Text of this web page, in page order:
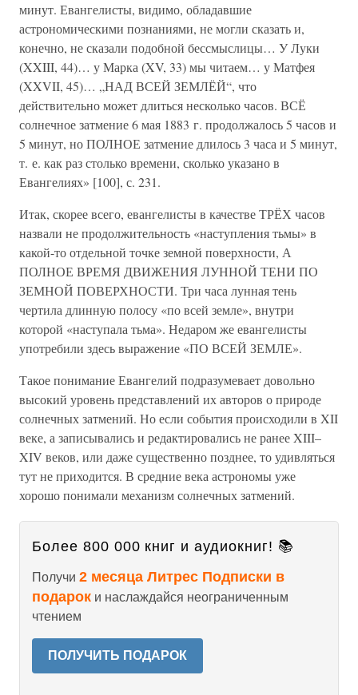
минут. Евангелисты, видимо, обладавшие
астрономическими познаниями, не могли сказать и,
конечно, не сказали подобной бессмыслицы… У Луки
(XXIII, 44)… у Марка (XV, 33) мы читаем… у Матфея
(XXVII, 45)… „НАД ВСЕЙ ЗЕМЛЁЙ“, что
действительно может длиться несколько часов. ВСЁ
солнечное затмение 6 мая 1883 г. продолжалось 5 часов и
5 минут, но ПОЛНОЕ затмение длилось 3 часа и 5 минут,
т. е. как раз столько времени, сколько указано в
Евангелиях» [100], с. 231.
Итак, скорее всего, евангелисты в качестве ТРЁХ часов
назвали не продолжительность «наступления тьмы» в
какой-то отдельной точке земной поверхности, А
ПОЛНОЕ ВРЕМЯ ДВИЖЕНИЯ ЛУННОЙ ТЕНИ ПО
ЗЕМНОЙ ПОВЕРХНОСТИ. Три часа лунная тень
чертила длинную полосу «по всей земле», внутри
которой «наступала тьма». Недаром же евангелисты
употребили здесь выражение «ПО ВСЕЙ ЗЕМЛЕ».
Такое понимание Евангелий подразумевает довольно
высокий уровень представлений их авторов о природе
солнечных затмений. Но если события происходили в XII
веке, а записывались и редактировались не ранее XIII–
XIV веков, или даже существенно позднее, то удивляться
тут не приходится. В средние века астрономы уже
хорошо понимали механизм солнечных затмений.
Более 800 000 книг и аудиокниг! 📚
Получи 2 месяца Литрес Подписки в
подарок и наслаждайся неограниченным
чтением
ПОЛУЧИТЬ ПОДАРОК